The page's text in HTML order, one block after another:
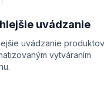
uvádzanie
uvádzanie produktov
vytváraním